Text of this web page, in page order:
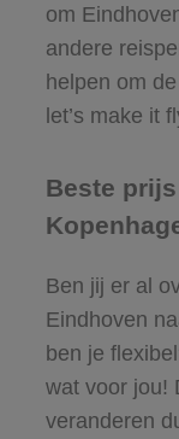
om
andere
helpen om
let’s make it
Beste
Ben jij er al
Eindhoven
ben je
wat voor jou!
veranderen